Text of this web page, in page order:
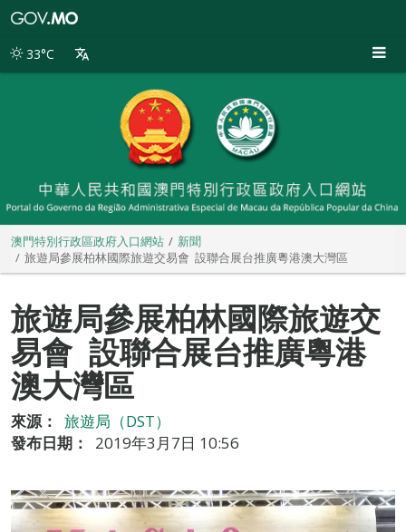
別
33°C
澳門特別行政區政府入口網站
新聞
旅遊局參展柏林國際旅遊交易會 設聯合展台推廣粵港澳大灣區
旅遊局參展柏林國際旅遊交
易會 設聯合展台推廣粵港
澳大灣區
來源：
旅遊局（DST）
發布日期：
2019年3月7日 10:56